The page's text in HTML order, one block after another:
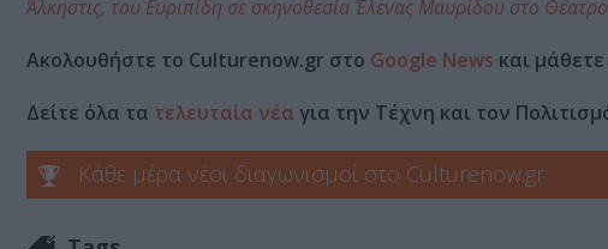
Άλκηστις, του Ευριπίδη σε σκηνοθεσία Έλενας Μαυρίδου στο
Ακολουθήστε το Culturenow.gr στο Google News και
Δείτε όλα τα τελευταία νέα για την Τέχνη και τον
Κάθε μέρα νέοι διαγωνισμοί στο Culturenow.gr